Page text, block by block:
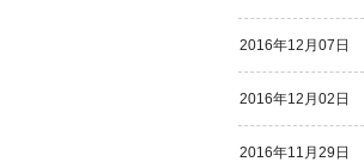
2016年12月07日
2016年12月02日
2016年11月29日